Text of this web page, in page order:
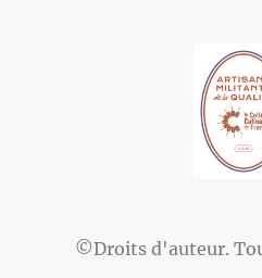
©Droits d'auteur.